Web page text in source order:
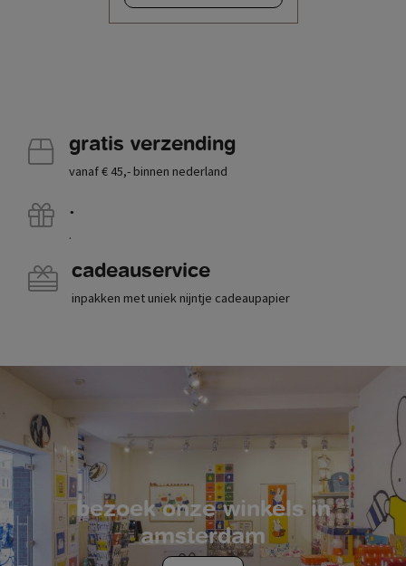
gratis verzending
vanaf € 45,- binnen nederland
.
.
cadeauservice
inpakken met uniek nijntje cadeaupapier
bezoek onze winkels in
amsterdam